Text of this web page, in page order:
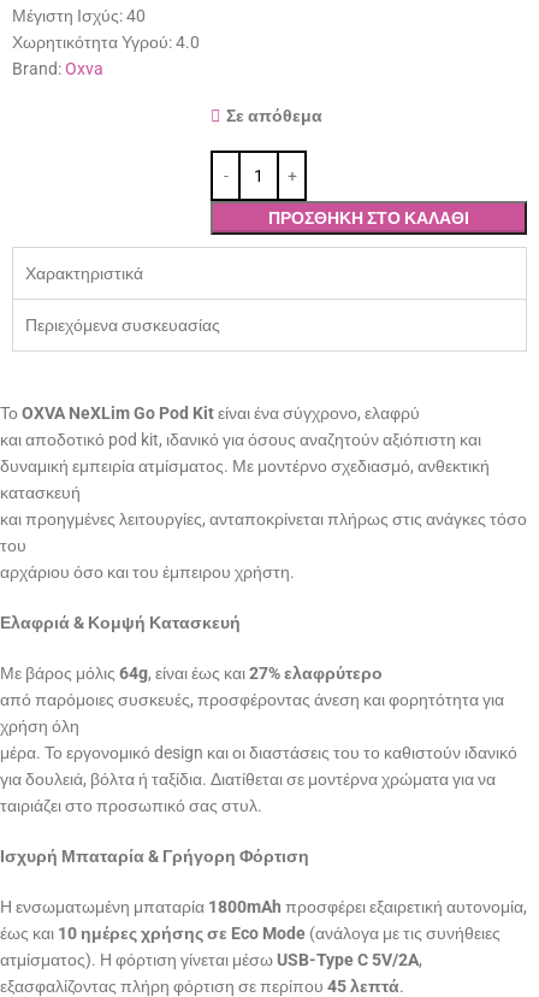
Μέγιστη Ισχύς:40
Χωρητικότητα Υγρού:4.0
Brand:Oxva
Σε απόθεμα
ΠΡΟΣΘΉΚΗ ΣΤΟ ΚΑΛΆΘΙ
Χαρακτηριστικά
Περιεχόμενα συσκευασίας
Το OXVA NeXLim Go Pod Kitείναι ένα σύγχρονο, ελαφρύ
και αποδοτικό pod kit, ιδανικό για όσους αναζητούν αξιόπιστη και
δυναμική εμπειρία ατμίσματος. Με μοντέρνο σχεδιασμό, ανθεκτική
κατασκευή
και προηγμένες λειτουργίες, ανταποκρίνεται πλήρως στις ανάγκες τόσο
του
αρχάριου όσο και του έμπειρου χρήστη.
Ελαφριά & Κομψή Κατασκευή
Με βάρος μόλις 64g, είναι έως και27% ελαφρύτερο
από παρόμοιες συσκευές, προσφέροντας άνεση και φορητότητα για
χρήση όλη
μέρα. Το εργονομικό design και οι διαστάσεις του το καθιστούν ιδανικό
για δουλειά, βόλτα ή ταξίδια. Διατίθεται σε μοντέρνα χρώματα για να
ταιριάζει στο προσωπικό σας στυλ.
Ισχυρή Μπαταρία & Γρήγορη Φόρτιση
Η ενσωματωμένη μπαταρία 1800mAh προσφέρει εξαιρετική αυτονομία,
έως και 10 ημέρες χρήσης σε Eco Mode (ανάλογα με τις συνήθειες
ατμίσματος). Η φόρτιση γίνεται μέσωUSB-Type C 5V/2A,
εξασφαλίζοντας πλήρη φόρτιση σε περίπου 45 λεπτά.